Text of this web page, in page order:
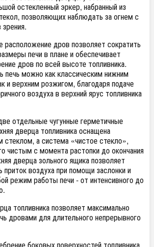
остекленный эркер, набранный из
позволяющих наблюдать за огнем с
расположение дров позволяет сократить
печи в плане и обеспечивает
дров по всей высоте топливника.
печь можно как классическим нижним
и верхним розжигом, благодаря подаче
воздуха в верхний ярус топливника
отдельные чугунные герметичные
дверца топливника оснащена
стеклом, а система «чистое стекло»,
чистым с момента растопки до окончания
дверца зольного ящика позволяет
приток воздуха при помощи заслонки и
режим работы печи - от интенсивного до
топливника позволяет максимально
дровами для длительного непрерывного